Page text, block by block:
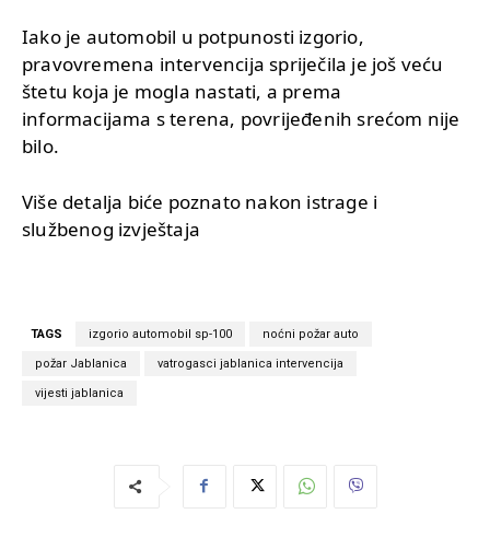
Iako je automobil u potpunosti izgorio,
pravovremena intervencija spriječila je još veću
štetu koja je mogla nastati, a prema
informacijama s terena, povrijeđenih srećom nije
bilo.
Više detalja biće poznato nakon istrage i
službenog izvještaja
TAGS izgorio automobil sp-100 noćni požar auto
požar Jablanica vatrogasci jablanica intervencija
vijesti jablanica